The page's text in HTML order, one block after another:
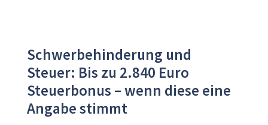
Schwerbehinderung und
Steuer: Bis zu 2.840 Euro
Steuerbonus – wenn diese eine
Angabe stimmt